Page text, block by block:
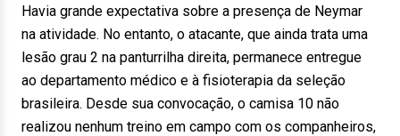
Havia grande expectativa sobre a presença de Neymar
na atividade. No entanto, o atacante, que ainda trata uma
lesão grau 2 na panturrilha direita, permanece entregue
ao departamento médico e à fisioterapia da seleção
brasileira. Desde sua convocação, o camisa 10 não
realizou nenhum treino em campo com os companheiros,